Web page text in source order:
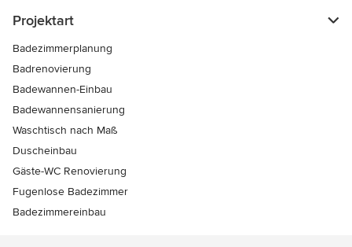
Projektart
Badezimmerplanung
Badrenovierung
Badewannen-Einbau
Badewannensanierung
Waschtisch nach Maß
Duscheinbau
Gäste-WC Renovierung
Fugenlose Badezimmer
Badezimmereinbau